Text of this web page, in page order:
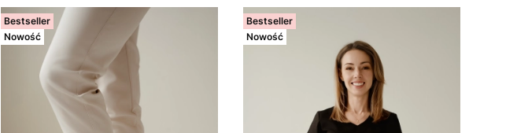
Bestseller
Nowość
Bestseller
Nowość